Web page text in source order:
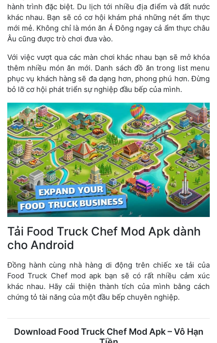
hành trình đặc biệt. Du lịch tới nhiều địa điểm và đất nước
khác nhau. Bạn sẽ có cơ hội khám phá những nét ẩm thực
mới mẻ. Không chỉ là món ăn Á Đông ngay cả ẩm thực châu
Âu cũng được trò chơi đưa vào.
Với việc vượt qua các màn chơi khác nhau bạn sẽ mở khóa
thêm nhiều món ăn mới. Danh sách đồ ăn trong list menu
phục vụ khách hàng sẽ đa dạng hơn, phong phú hơn. Đừng
bỏ lỡ cơ hội phát triển sự nghiệp đầu bếp của mình.
Tải Food Truck Chef Mod Apk dành
cho Android
Đồng hành cùng nhà hàng di động trên chiếc xe tải của
Food Truck Chef mod apk bạn sẽ có rất nhiều cảm xúc
khác nhau. Hãy cải thiện thành tích của mình bằng cách
chứng tỏ tài năng của một đầu bếp chuyên nghiệp.
Download Food Truck Chef Mod Apk – Vô Hạn